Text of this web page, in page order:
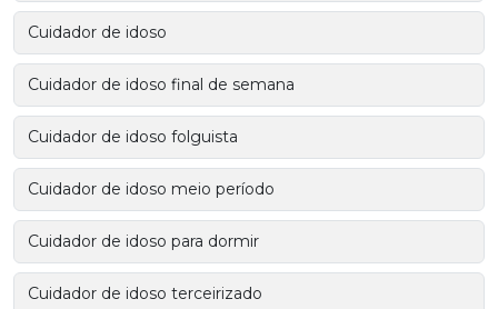
Cuidador de idoso
Cuidador de idoso final de semana
Cuidador de idoso folguista
Cuidador de idoso meio período
Cuidador de idoso para dormir
Cuidador de idoso terceirizado